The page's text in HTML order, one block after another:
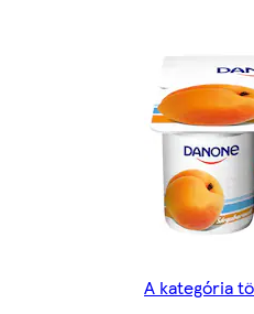
A kategória